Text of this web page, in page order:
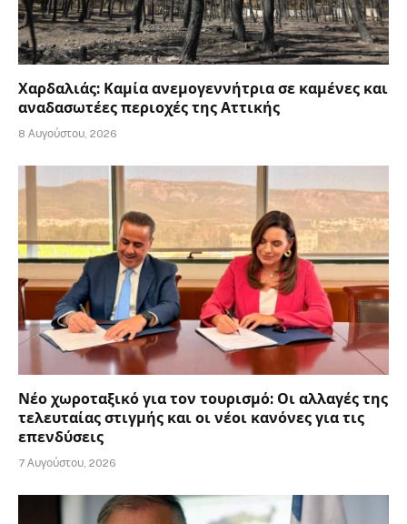
Χαρδαλιάς: Καμία ανεμογεννήτρια σε καμένες και
αναδασωτέες περιοχές της Αττικής
8 Αυγούστου, 2026
Νέο χωροταξικό για τον τουρισμό: Οι αλλαγές της
τελευταίας στιγμής και οι νέοι κανόνες για τις
επενδύσεις
7 Αυγούστου, 2026